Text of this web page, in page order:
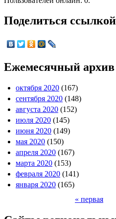
Поделиться ссылкой
Ежемесячный архив
октября 2020 (167)
сентября 2020 (148)
августа 2020 (152)
июля 2020 (145)
июня 2020 (149)
мая 2020 (150)
апреля 2020 (167)
марта 2020 (153)
февраля 2020 (141)
января 2020 (165)
« первая